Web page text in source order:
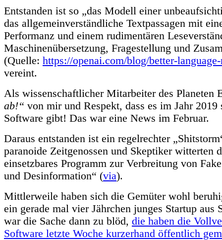
Entstanden ist so „das Modell einer
das allgemeinverständliche Textpassagen mit
Performanz und einem rudimentären
Maschinenübersetzung, Fragestellung und
(Quelle: https://openai.com/blog/better-
vereint.
Als wissenschaftlicher Mitarbeiter des Planeten
ab!“ von mir und Respekt, dass es im Jahr 2019
Software gibt! Das war eine News im Februar.
Daraus entstanden ist ein regelrechter
paranoide Zeitgenossen und Skeptiker witterten
einsetzbares Programm zur Verbreitung von
und Desinformation“ (via).
Mittlerweile haben sich die Gemüter wohl
ein gerade mal vier Jährchen junges Startup aus
war die Sache dann zu blöd, die haben die
Software letzte Woche kurzerhand öffentlich